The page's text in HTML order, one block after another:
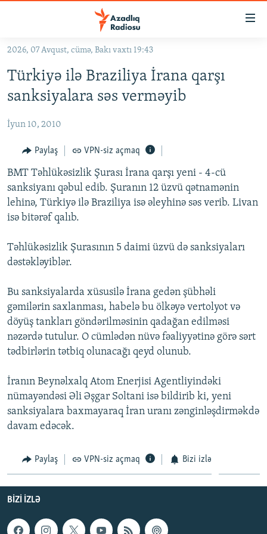
Əsas
qayıt
Əsas
naviqasiyaya
qayıt
#İZAHLA
KORRUPSIOMETR
#ƏSLINDƏ
FƏRQƏ BAX
QANUNI DOĞRU
ARAŞDIRMA
MULTIMEDIA
FOTOQALEREYA
KARIKATURA
OXU ZALI
İSLAM VƏ DEMOKRATIYA
İZ - MƏDƏNIYYƏT PROQRAMI
HAQQIMIZDA
PEŞƏ ETIKASI VƏ JURNALISTIKA STANDARTLARIMIZ
MATERIALLARIMIZDAN ISTIFADƏ
AZADLIQRADIOSU MOBIL TELEFONUNUZDA
XƏBƏR BÜLLETENLƏRIMIZ
BIZI IZLƏ
RFE/RL-in bütün saytları
2026, 07 Avqust, cümə, Bakı vaxtı 19:43
Türkiyə ilə Braziliya İrana qarşı
sanksiyalara səs verməyib
İyun 10, 2010
Paylaş VPN-siz açmaq
BMT Təhlükəsizlik Şurası İrana qarşı yeni - 4-cü
sanksiyanı qəbul edib. Şuranın 12 üzvü qətnamənin
lehinə, Türkiyə ilə Braziliya isə əleyhinə səs verib. Livan
isə bitərəf qalıb.
Təhlükəsizlik Şurasının 5 daimi üzvü də sanksiyaları
dəstəkləyiblər.
Bu sanksiyalarda xüsusilə İrana gedən şübhəli
gəmilərin saxlanması, habelə bu ölkəyə vertolyot və
döyüş tankları göndərilməsinin qadağan edilməsi
nəzərdə tutulur. O cümlədən nüvə fəaliyyətinə görə sərt
tədbirlərin tətbiq olunacağı qeyd olunub.
İranın Beynəlxalq Atom Enerjisi Agentliyindəki
nümayəndəsi Əli Əşgar Soltani isə bildirib ki, yeni
sanksiyalara baxmayaraq İran uranı zənginləşdirməkdə
davam edəcək.
Paylaş VPN-siz açmaq Bizi izlə
BIZI IZLƏ